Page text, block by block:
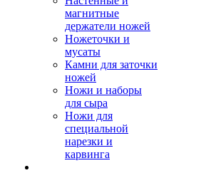
магнитные
держатели ножей
Ножеточки и
мусаты
Камни для заточки
ножей
Ножи и наборы
для сыра
Ножи для
специальной
нарезки и
карвинга